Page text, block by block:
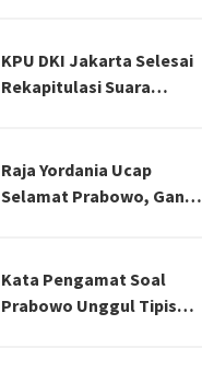
KPU DKI Jakarta Selesai
Rekapitulasi Suara
Ganjar
Raja Yordania Ucap
Selamat Prabowo, Ganjar
3 NEWS]
Kata Pengamat Soal
Prabowo Unggul Tipis